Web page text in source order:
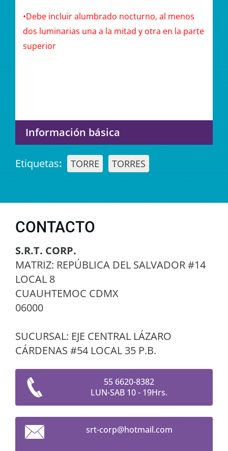
•Debe incluir alumbrado nocturno, al menos
dos luminarias una a la mitad y otra en la parte
superior
Información básica
Etiquetas: TORRE TORRES
CONTACTO
S.R.T. CORP.
MATRIZ: REPÚBLICA DEL SALVADOR #14
LOCAL 8
CUAUHTEMOC CDMX
06000
SUCURSAL: EJE CENTRAL LÁZARO
CÁRDENAS #54 LOCAL 35 P.B.
55 6620-8382
LUN-SAB 10 - 19Hrs.
srt-corp@hotmail.com